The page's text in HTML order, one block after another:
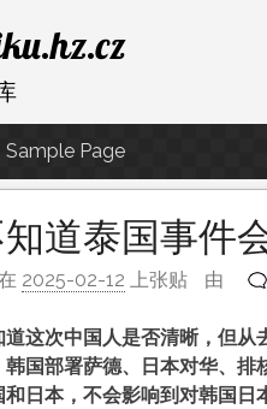
Sample Page
道泰国事件
2025-02-12 上张贴 由
道这次中国人是否清晰，但从
韩国部署萨德、日本对华、
和日本，不会影响到对韩国日